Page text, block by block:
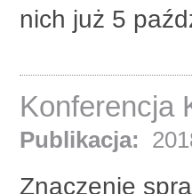
nich już 5
Konferencja
Publikacja:
Znaczenie